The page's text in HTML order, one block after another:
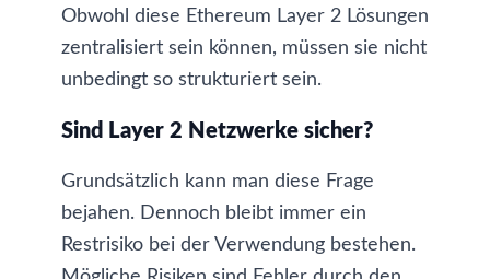
Obwohl diese Ethereum Layer 2 Lösungen
zentralisiert sein können, müssen sie nicht
unbedingt so strukturiert sein.
Sind Layer 2 Netzwerke sicher?
Grundsätzlich kann man diese Frage
bejahen. Dennoch bleibt immer ein
Restrisiko bei der Verwendung bestehen.